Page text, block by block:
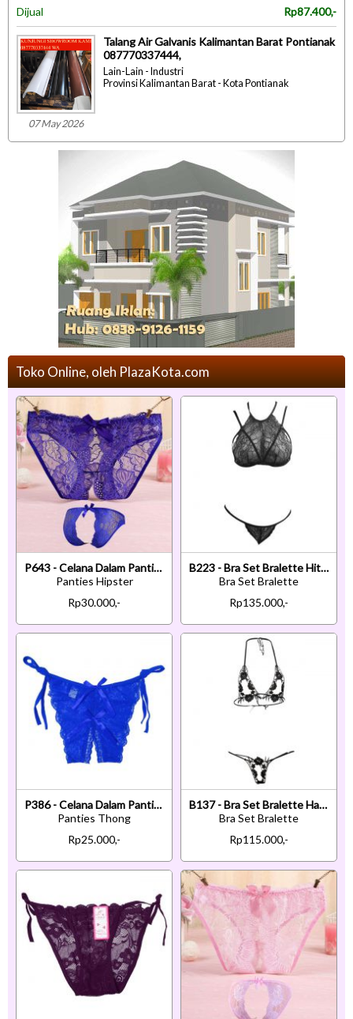
Dijual Rp87.400,-
07 May 2026
Talang Air Galvanis Kalimantan Barat Pontianak
087770337444,
Lain-Lain - Industri
Provinsi Kalimantan Barat - Kota Pontianak
Toko Online, oleh PlazaKota.com
P643 - Celana Dalam Panties Hipster Biru Transparan Terbuka Belakang
Panties Hipster
Rp30.000,-
B223 - Bra Set Bralette Hitam Transparan Cup Openable Celana Dalam
Bra Set Bralette
Rp135.000,-
P386 - Celana Dalam Panties Thong Biru Transparan Ikat Samping Crotchless
Panties Thong
Rp25.000,-
B137 - Bra Set Bralette Halter Open Cup Hitam Celana Dalam Crotchless
Bra Set Bralette
Rp115.000,-